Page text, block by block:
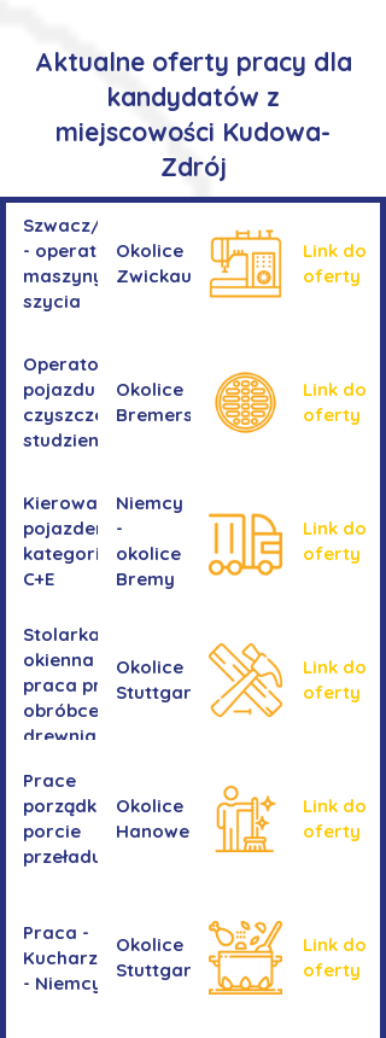
Aktualne oferty pracy dla
kandydatów z
miejscowości Kudowa-
Zdrój
Szwacz/Szwaczka
- operator
maszyny do
szycia
Okolice
Zwickau
Link do
oferty
Operator/operatorka
pojazdu do
czyszczenia
studzienek
Okolice
Bremershaven
Link do
oferty
Kierowanie
pojazdem
kategorii
C+E
Niemcy
-
okolice
Bremy
Link do
oferty
Stolarka
okienna -
praca przy
obróbce
drewnianych
okiennych
Okolice
Stuttgartu
Link do
oferty
Prace
porządkowe w
porcie
przeładunkowym
Okolice
Hanoweru
Link do
oferty
Praca -
Kucharz/kucharka
- Niemcy
Okolice
Stuttgartu
Link do
oferty